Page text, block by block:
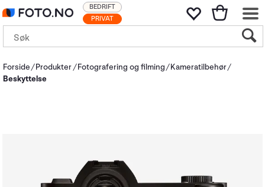
PRIVAT
BEDRIFT
Forside Produkter Fotografering og filming
Kameratilbehør
Beskyttelse